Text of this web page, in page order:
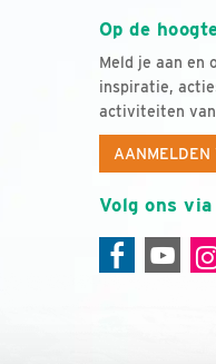
Op de
Meld je aan en
inspiratie,
activiteiten van
AANMELDEN
Volg ons